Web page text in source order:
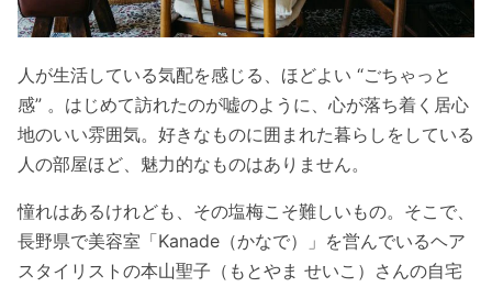
人が生活している気配を感じる、ほどよい “ごちゃっと
感” 。はじめて訪れたのが嘘のように、心が落ち着く居心
地のいい雰囲気。好きなものに囲まれた暮らしをしている
人の部屋ほど、魅力的なものはありません。
憧れはあるけれども、その塩梅こそ難しいもの。そこで、
長野県で美容室「Kanade（かなで）」を営んでいるヘア
スタイリストの本山聖子（もとやま せいこ）さんの自宅